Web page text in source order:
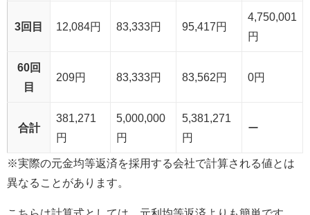
3回目 12,084円 83,333円 95,417円
4,750,001
円
60回
目
209円 83,333円 83,562円 0円
合計
381,271
円
5,000,000
円
5,381,271
円
ー
※実際の元金均等返済を採用する会社で計算される値とは
異なることがあります。
こちらは計算式としては、元利均等返済よりも簡単です